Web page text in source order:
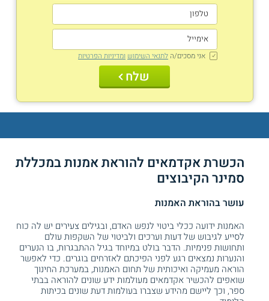
אני מסכים/ה לתנאי השימוש ומדיניות הפרטיות
שלח
הכשרת אקדמאים להוראת אמנות במכללת
סמינר הקיבוצים
עושר בהוראת האמנות
האמנות ידועה ככלי ביטוי לנפש האדם, ובגילים צעירים יש לה כוח
לסייע לגיבוש של דעות וערכים ולביטוי של השקפות עולם
ותחושות פנימיות. הדבר בולט במיוחד בגיל ההתבגרות, בו הנערים
והנערות נמצאים רגע לפני הפיכתם לאזרחים בוגרים. כדי לאפשר
הוראה מעמיקה ואיכותית של תחום האמנות, במערכת החינוך
שואפים להכשיר אקדמאים מעולמות ידע שונים להוראה בבתי
ספר, וכך ליישם מהידע שצברו בעולמות דעת שונים בכיתות